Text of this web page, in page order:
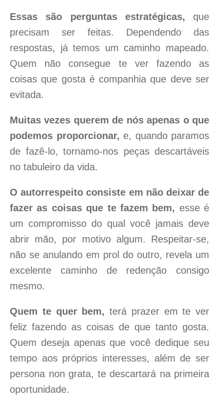
Essas são perguntas estratégicas, que
precisam ser feitas. Dependendo das
respostas, já temos um caminho mapeado.
Quem não consegue te ver fazendo as
coisas que gosta é companhia que deve ser
evitada.
Muitas vezes querem de nós apenas o que
podemos proporcionar, e, quando paramos
de fazê-lo, tornamo-nos peças descartáveis
no tabuleiro da vida.
O autorrespeito consiste em não deixar de
fazer as coisas que te fazem bem, esse é
um compromisso do qual você jamais deve
abrir mão, por motivo algum. Respeitar-se,
não se anulando em prol do outro, revela um
excelente caminho de redenção consigo
mesmo.
Quem te quer bem, terá prazer em te ver
feliz fazendo as coisas de que tanto gosta.
Quem deseja apenas que você dedique seu
tempo aos próprios interesses, além de ser
persona non grata, te descartará na primeira
oportunidade.